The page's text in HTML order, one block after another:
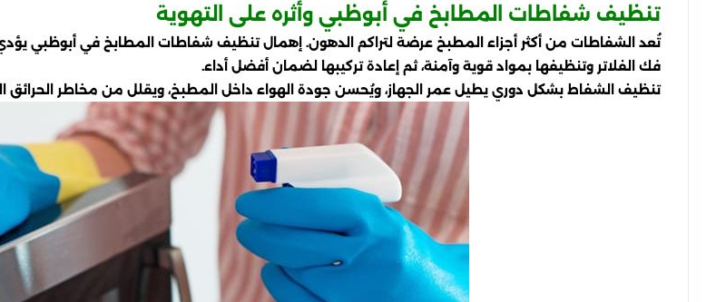
تنظيف شفاطات المطابخ في أبوظبي وأثره على التهوية
تُعد الشفاطات من أكثر أجزاء المطبخ عرضة لتراكم الدهون. إهمال تنظيف شفاطات المطابخ في أبوظبي
فك الفلاتر وتنظيفها بمواد قوية وآمنة، ثم إعادة تركيبها لضمان أفضل أداء.
تنظيف الشفاط بشكل دوري يطيل عمر الجهاز، ويُحسن جودة الهواء داخل المطبخ، ويقلل من مخاطر الحرائق